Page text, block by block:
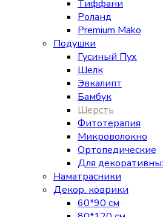
Тиффани
Роланд
Premium Mako
Подушки
Гусиный Пух
Шелк
Эвкалипт
Бамбук
Шерсть
Фитотерапия
Микроволокно
Ортопедические
Для
Наматрасники
Декор. коврики
60*90 см